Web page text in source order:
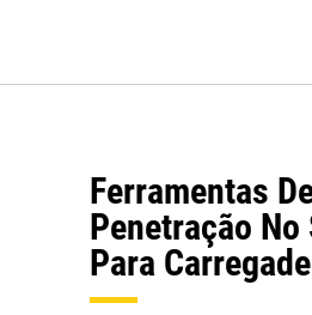
Ferramentas
Penetração No
Para